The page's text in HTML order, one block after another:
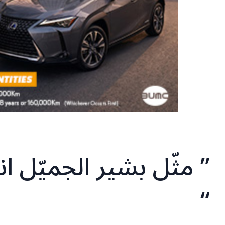
” مثّل بشير الجميّل
“